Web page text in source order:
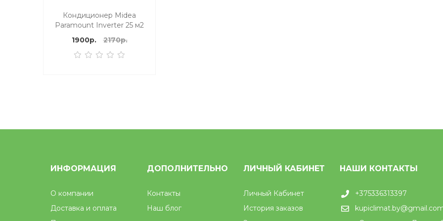
Кондиционер Midea
Paramount Inverter 25 м2
1900р.
2170р.
ИНФОРМАЦИЯ
О компании
Доставка и оплата
ДОПОЛНИТЕЛЬНО
Контакты
Наш блог
ЛИЧНЫЙ КАБИНЕТ
Личный Кабинет
История заказов
НАШИ КОНТАКТЫ
+375336313397